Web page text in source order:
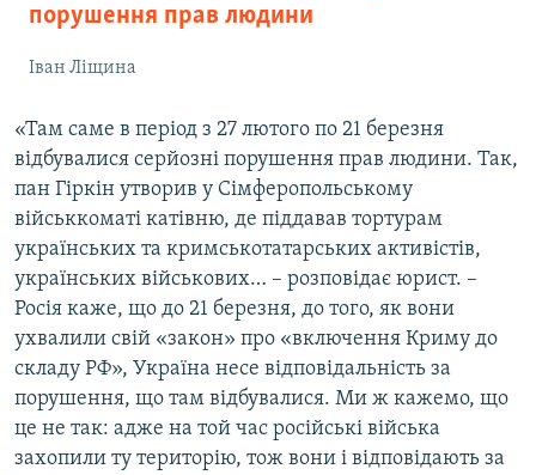
порушення прав людини
Іван Ліщина
«Там саме в період з 27 лютого по 21 березня
відбувалися серйозні порушення прав людини. Так,
пан Гіркін утворив у Сімферопольському
військкоматі катівню, де піддавав тортурам
українських та кримськотатарських активістів,
українських військових… – розповідає юрист. –
Росія каже, що до 21 березня, до того, як вони
ухвалили свій «закон» про «включення Криму до
складу РФ», Україна несе відповідальність за
порушення, що там відбувалися. Ми ж кажемо, що
це не так: адже на той час російські війська
захопили ту територію, тож вони і відповідають за